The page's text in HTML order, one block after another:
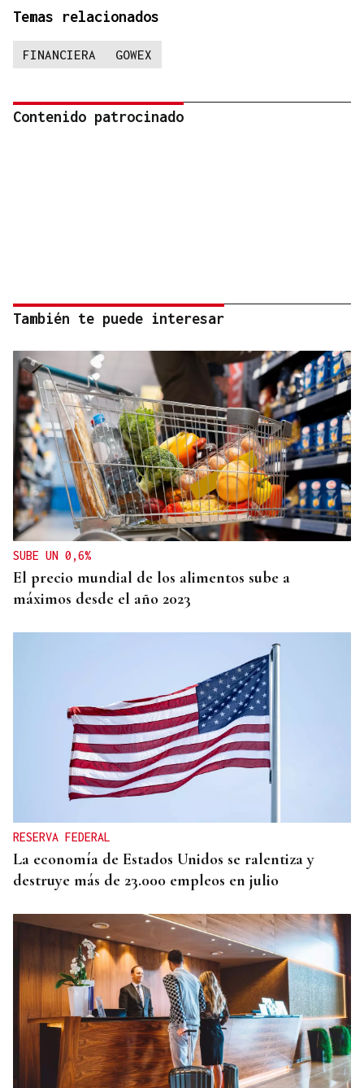
Temas relacionados
FINANCIERA GOWEX
Contenido patrocinado
También te puede interesar
SUBE UN 0,6%
El precio mundial de los alimentos sube a
máximos desde el año 2023
RESERVA FEDERAL
La economía de Estados Unidos se ralentiza y
destruye más de 23.000 empleos en julio